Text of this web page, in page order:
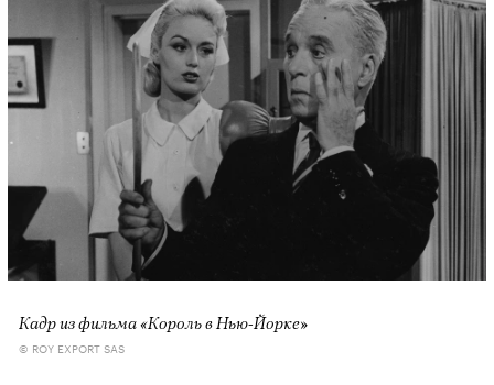
Кадр из фильма «Король в Нью-Йорке»
© ROY EXPORT SAS